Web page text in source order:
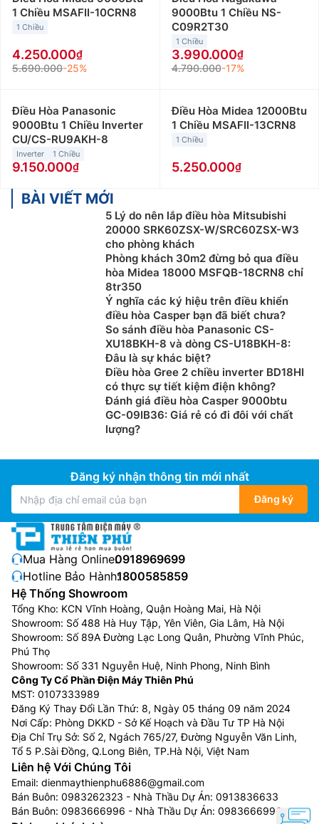
1 Chiều MSAFII-10CRN8
1 Chiều
4.250.000
5.690.000-25%
9000Btu 1 Chiều NS-
C09R2T30
1 Chiều
3.990.000
4.790.000-17%
Điều Hòa Panasonic
9000Btu 1 Chiều Inverter
CU/CS-RU9AKH-8
Inverter 1 Chiều
9.150.000
Điều Hòa Midea 12000Btu
1 Chiều MSAFII-13CRN8
1 Chiều
5.250.000
BÀI VIẾT MỚI
5 Lý do nên lắp điều hòa Mitsubishi
20000 SRK60ZSX-W/SRC60ZSX-W3
cho phòng khách
Phòng khách 30m2 đừng bỏ qua điều
hòa Midea 18000 MSFQB-18CRN8 chỉ
8tr350
Ý nghĩa các ký hiệu trên điều khiển
điều hòa Casper bạn đã biết chưa?
So sánh điều hòa Panasonic CS-
XU18BKH-8 và dòng CS-U18BKH-8:
Đâu là sự khác biệt?
Điều hòa Gree 2 chiều inverter BD18HI
có thực sự tiết kiệm điện không?
Đánh giá điều hòa Casper 9000btu
GC-09IB36: Giá rẻ có đi đôi với chất
lượng?
Đăng ký nhận thông tin mới nhất
Đăng ký
Mua Hàng Online:0918969699
Hotline Bảo Hành:1800585859
Hệ Thống Showroom
Tổng Kho: KCN Vĩnh Hoàng, Quận Hoàng Mai, Hà Nội
Showroom: Số 488 Hà Huy Tập, Yên Viên, Gia Lâm, Hà Nội
Showroom: Số 89A Đường Lạc Long Quân, Phường Vĩnh Phúc,
Phú Thọ
Showroom: Số 331 Nguyễn Huệ, Ninh Phong, Ninh Bình
Công Ty Cổ Phần Điện Máy Thiên Phú
MST: 0107333989
Đăng Ký Thay Đổi Lần Thứ: 8, Ngày 05 tháng 09 năm 2024
Nơi Cấp: Phòng DKKD - Sở Kế Hoạch và Đầu Tư TP Hà Nội
Địa Chỉ Trụ Sở: Số 2, Ngách 765/27, Đường Nguyễn Văn Linh,
Tổ 5 P.Sài Đồng, Q.Long Biên, TP.Hà Nội, Việt Nam
Liên hệ Với Chúng Tôi
Email: dienmaythienphu6886@gmail.com
Bán Buôn: 0983262323 - Nhà Thầu Dự Án: 0913836633
Bán Buôn: 0983666996 - Nhà Thầu Dự Án: 0983666996